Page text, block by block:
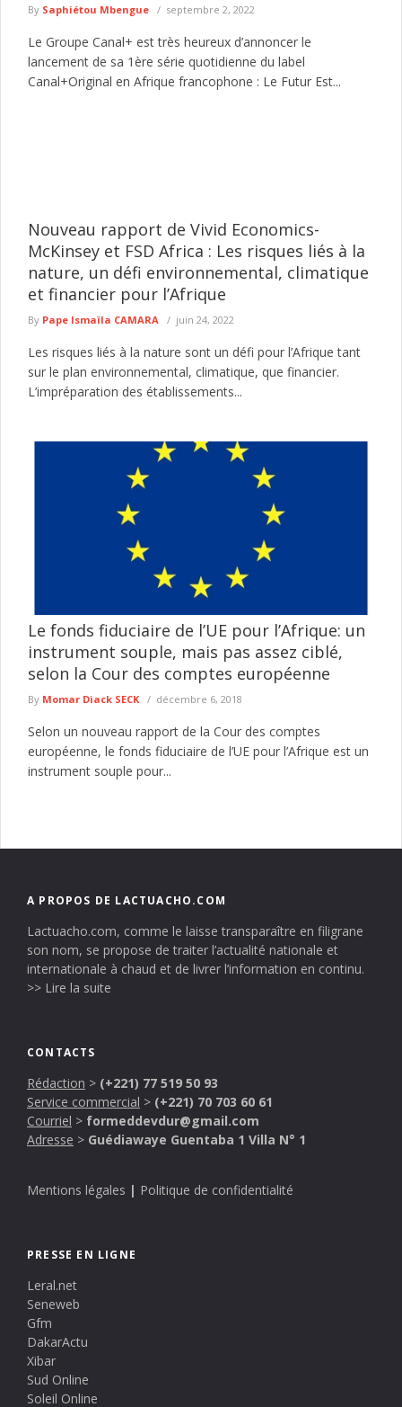
By Saphiétou Mbengue septembre 2, 2022
Le Groupe Canal+ est très heureux d’annoncer le
lancement de sa 1ère série quotidienne du label
Canal+Original en Afrique francophone : Le Futur Est...
Nouveau rapport de Vivid Economics-
McKinsey et FSD Africa : Les risques liés à la
nature, un défi environnemental, climatique
et financier pour l’Afrique
By Pape Ismaïla CAMARA juin 24, 2022
Les risques liés à la nature sont un défi pour l’Afrique tant
sur le plan environnemental, climatique, que financier.
L’impréparation des établissements...
Le fonds fiduciaire de l’UE pour l’Afrique: un
instrument souple, mais pas assez ciblé,
selon la Cour des comptes européenne
By Momar Diack SECK décembre 6, 2018
Selon un nouveau rapport de la Cour des comptes
européenne, le fonds fiduciaire de l’UE pour l’Afrique est un
instrument souple pour...
A PROPOS DE LACTUACHO.COM
Lactuacho.com, comme le laisse transparaître en filigrane
son nom, se propose de traiter l’actualité nationale et
internationale à chaud et de livrer l’information en continu.
>> Lire la suite
CONTACTS
Rédaction > (+221) 77 519 50 93
Service commercial > (+221) 70 703 60 61
Courriel > formeddevdur@gmail.com
Adresse > Guédiawaye Guentaba 1 Villa N° 1
Mentions légales | Politique de confidentialité
PRESSE EN LIGNE
Leral.net
Seneweb
Gfm
DakarActu
Xibar
Sud Online
Soleil Online